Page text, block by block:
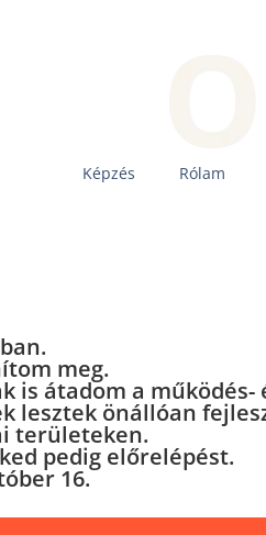
Képzés Rólam
meg.
is átadom a
lesztek önállóan
területeken.
pedig előrelépést.
16.